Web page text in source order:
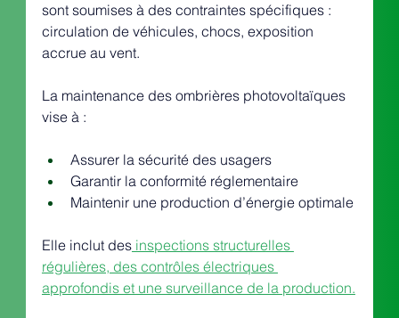
sont soumises à des contraintes spécifiques :
circulation de véhicules, chocs, exposition
accrue au vent.
La maintenance des ombrières photovoltaïques
vise à :
Assurer la sécurité des usagers
Garantir la conformité réglementaire
Maintenir une production d’énergie optimale
Elle inclut des inspections structurelles
régulières, des contrôles électriques
approfondis et une surveillance de la production.